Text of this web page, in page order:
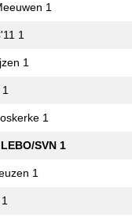
1
1
1
1
SVN 1
1